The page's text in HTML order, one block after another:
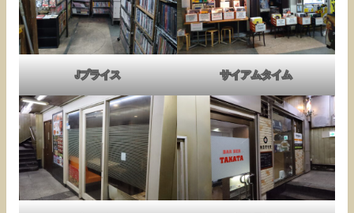
Jプライス サイアムタイム